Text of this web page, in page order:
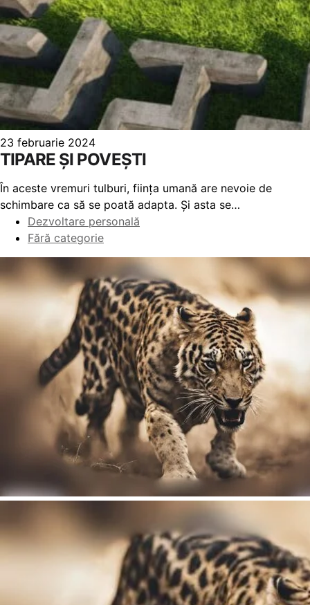
23 februarie 2024
TIPARE ȘI POVEȘTI
În aceste vremuri tulburi, ființa umană are nevoie de
schimbare ca să se poată adapta. Și asta se…
Dezvoltare personală
Fără categorie